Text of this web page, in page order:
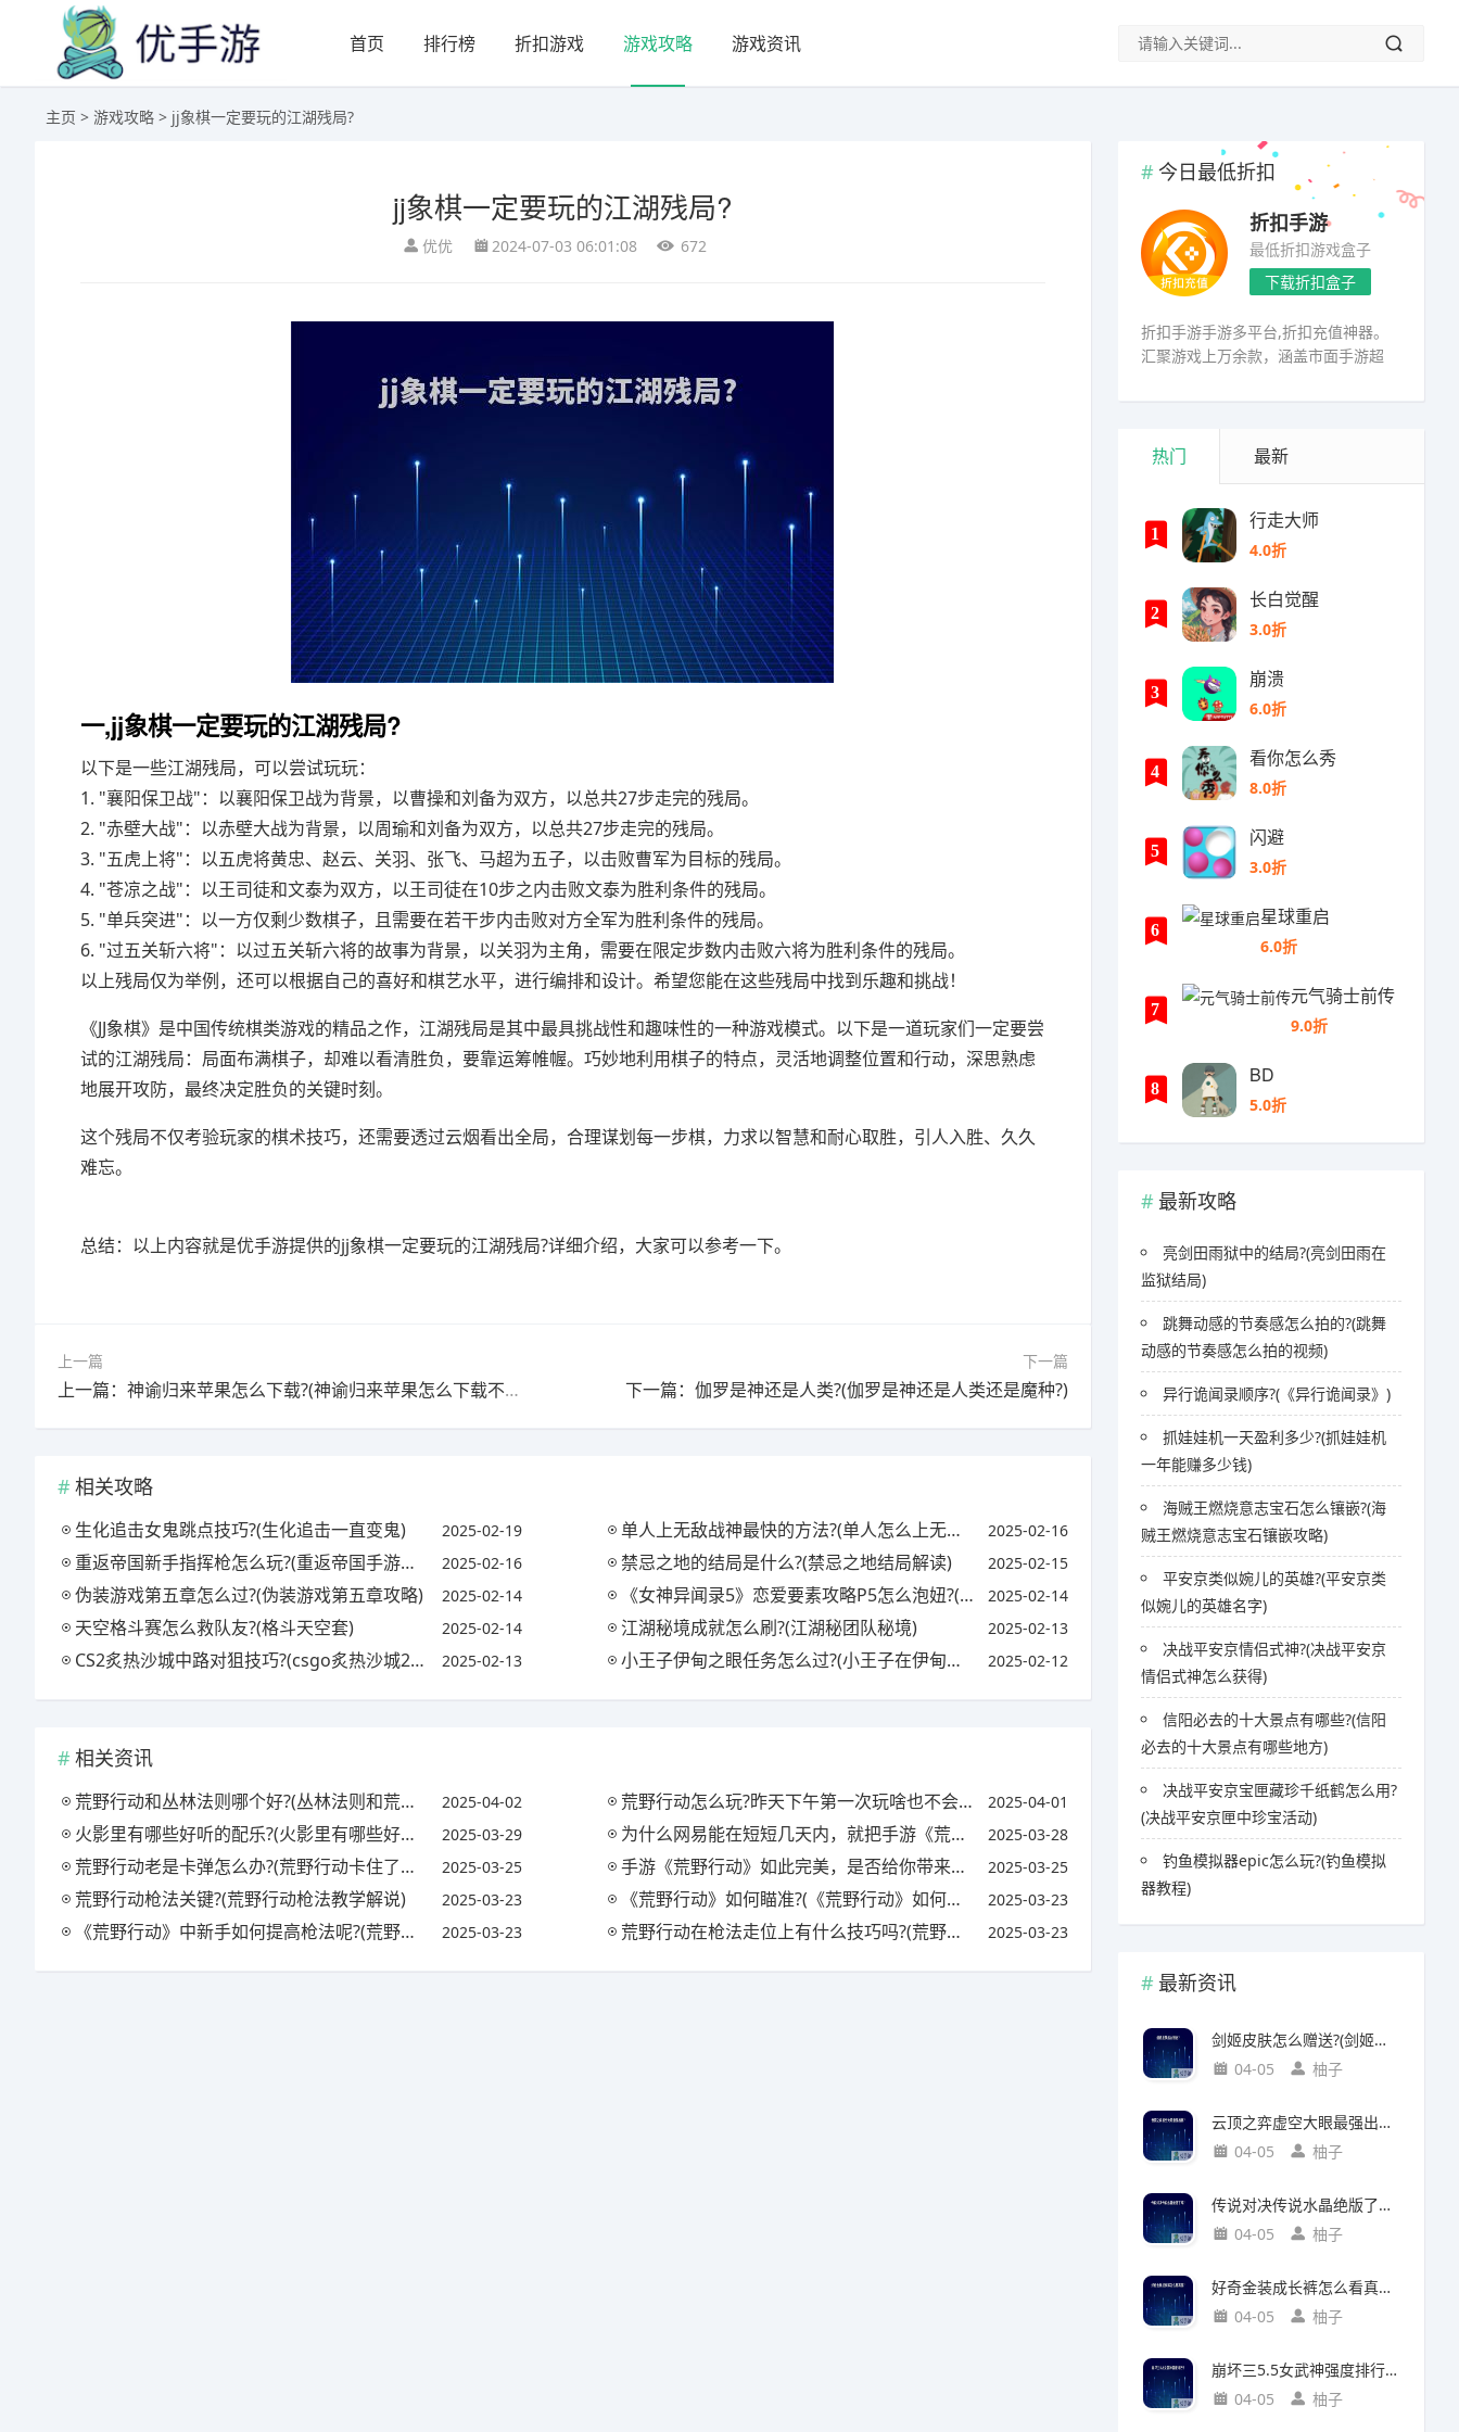
首页 排行榜 折扣游戏 游戏攻略 游戏资讯
主页 > 游戏攻略 > jj象棋一定要玩的江湖残局?
jj象棋一定要玩的江湖残局?
优优 2024-07-03 06:01:08 672
一,jj象棋一定要玩的江湖残局?
以下是一些江湖残局，可以尝试玩玩：
1. "襄阳保卫战"：以襄阳保卫战为背景，以曹操和刘备为双方，以总共27步走完的残局。
2. "赤壁大战"：以赤壁大战为背景，以周瑜和刘备为双方，以总共27步走完的残局。
3. "五虎上将"：以五虎将黄忠、赵云、关羽、张飞、马超为五子，以击败曹军为目标的残局。
4. "苍凉之战"：以王司徒和文泰为双方，以王司徒在10步之内击败文泰为胜利条件的残局。
5. "单兵突进"：以一方仅剩少数棋子，且需要在若干步内击败对方全军为胜利条件的残局。
6. "过五关斩六将"：以过五关斩六将的故事为背景，以关羽为主角，需要在限定步数内击败六将为胜利条件的残局。
以上残局仅为举例，还可以根据自己的喜好和棋艺水平，进行编排和设计。希望您能在这些残局中找到乐趣和挑战！
《JJ象棋》是中国传统棋类游戏的精品之作，江湖残局是其中最具挑战性和趣味性的一种游戏模式。以下是一道玩家们一定要尝
试的江湖残局：局面布满棋子，却难以看清胜负，要靠运筹帷幄。巧妙地利用棋子的特点，灵活地调整位置和行动，深思熟虑
地展开攻防，最终决定胜负的关键时刻。
这个残局不仅考验玩家的棋术技巧，还需要透过云烟看出全局，合理谋划每一步棋，力求以智慧和耐心取胜，引人入胜、久久
难忘。
总结：以上内容就是优手游提供的jj象棋一定要玩的江湖残局?详细介绍，大家可以参考一下。
上一篇
上一篇：神谕归来苹果怎么下载?(神谕归来苹果怎么下载不了)
下一篇
下一篇：伽罗是神还是人类?(伽罗是神还是人类还是魔种?)
相关攻略
生化追击女鬼跳点技巧?(生化追击一直变鬼) 2025-02-19 单人上无敌战神最快的方法?(单人怎么上无敌战神) 2025-02-16
重返帝国新手指挥枪怎么玩?(重返帝国手游玩法) 2025-02-16 禁忌之地的结局是什么?(禁忌之地结局解读) 2025-02-15
伪装游戏第五章怎么过?(伪装游戏第五章攻略) 2025-02-14 《女神异闻录5》恋爱要素攻略P5怎么泡妞?(女神异闻录5恋爱怎么合成) 2025-02-14
天空格斗赛怎么救队友?(格斗天空套) 2025-02-14 江湖秘境成就怎么刷?(江湖秘团队秘境) 2025-02-13
CS2炙热沙城中路对狙技巧?(csgo炙热沙城2中门穿点) 2025-02-13 小王子伊甸之眼任务怎么过?(小王子在伊甸之眼怎么过) 2025-02-12
相关资讯
荒野行动和丛林法则哪个好?(丛林法则和荒野行动哪个先出) 2025-04-02 荒野行动怎么玩?昨天下午第一次玩啥也不会，新手指南没有，而且画质还差，你怎么看? 2025-04-01
火影里有哪些好听的配乐?(火影里有哪些好听的配乐歌曲) 2025-03-29 为什么网易能在短短几天内，就把手游《荒野行动》移植到PC上了呢? 2025-03-28
荒野行动老是卡弹怎么办?(荒野行动卡住了怎么办) 2025-03-25 手游《荒野行动》如此完美，是否给你带来了愉快的吃鸡体验?(游戏 荒野行动) 2025-03-25
荒野行动枪法关键?(荒野行动枪法教学解说) 2025-03-23 《荒野行动》如何瞄准?(《荒野行动》如何瞄准准星) 2025-03-23
《荒野行动》中新手如何提高枪法呢?(荒野行动怎么提高枪法) 2025-03-23 荒野行动在枪法走位上有什么技巧吗?(荒野行动枪法怎么才能稳) 2025-03-23
今日最低折扣
折扣手游
最低折扣游戏盒子
下载折扣盒子
折扣手游手游多平台,折扣充值神器。
汇聚游戏上万余款，涵盖市面手游超
热门 最新
1
行走大师
4.0折
2
长白觉醒
3.0折
3
崩溃
6.0折
4
看你怎么秀
8.0折
5
闪避
3.0折
6
星球重启
6.0折
7
元气骑士前传
9.0折
8
BD
5.0折
最新攻略
亮剑田雨狱中的结局?(亮剑田雨在
监狱结局)
跳舞动感的节奏感怎么拍的?(跳舞
动感的节奏感怎么拍的视频)
异行诡闻录顺序?(《异行诡闻录》)
抓娃娃机一天盈利多少?(抓娃娃机
一年能赚多少钱)
海贼王燃烧意志宝石怎么镶嵌?(海
贼王燃烧意志宝石镶嵌攻略)
平安京类似婉儿的英雄?(平安京类
似婉儿的英雄名字)
决战平安京情侣式神?(决战平安京
情侣式神怎么获得)
信阳必去的十大景点有哪些?(信阳
必去的十大景点有哪些地方)
决战平安京宝匣藏珍千纸鹤怎么用?
(决战平安京匣中珍宝活动)
钓鱼模拟器epic怎么玩?(钓鱼模拟
器教程)
最新资讯
剑姬皮肤怎么赠送?(剑姬皮肤怎么赠送给别人)
04-05
柚子
云顶之弈虚空大眼最强出装?(云顶之弈虚空之眼出装)
04-05
柚子
传说对决传说水晶绝版了吗?(传说对决 传说水晶)
04-05
柚子
好奇金装成长裤怎么看真假?(好奇金装成长裤怎么看真假鉴别)
04-05
柚子
崩坏三5.5女武神强度排行?(崩坏三5.2女武神强度)
04-05
柚子